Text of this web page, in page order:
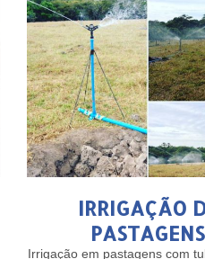
IRRIGAÇÃO
PASTAGENS
Irrigação em pastagens com